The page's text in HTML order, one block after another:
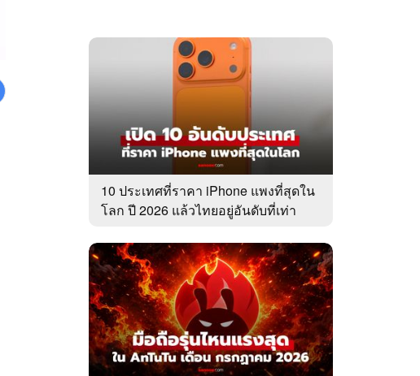
10 ประเทศที่ราคา iPhone แพงที่สุดใน
โลก ปี 2026 แล้วไทยอยู่อันดับที่เท่า